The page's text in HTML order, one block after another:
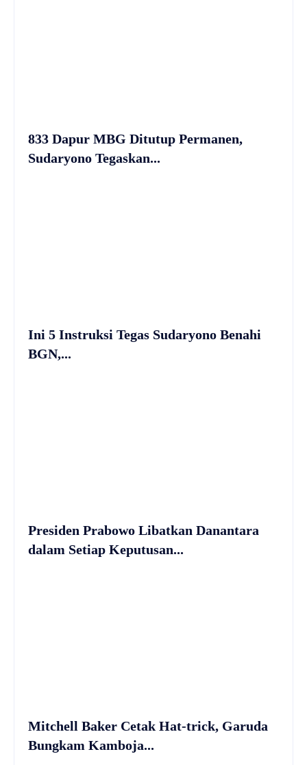
833 Dapur MBG Ditutup Permanen,
Sudaryono Tegaskan...
Ini 5 Instruksi Tegas Sudaryono Benahi
BGN,...
Presiden Prabowo Libatkan Danantara
dalam Setiap Keputusan...
Mitchell Baker Cetak Hat-trick, Garuda
Bungkam Kamboja...